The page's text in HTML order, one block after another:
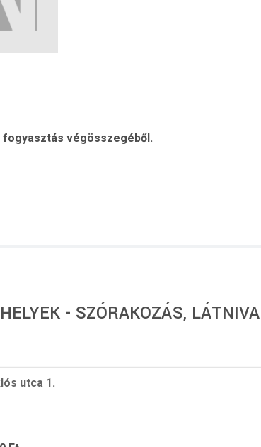
fogyasztás végösszegéből.
- SZÓRAKOZÁS,
utca 1.